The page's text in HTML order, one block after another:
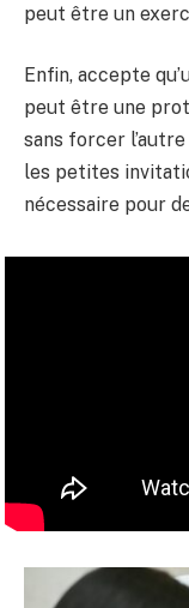
peut être un
Enfin, accepte
peut être une
sans forcer
les petites
nécessaire pour